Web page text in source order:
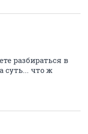
разбираться в
суть... что ж